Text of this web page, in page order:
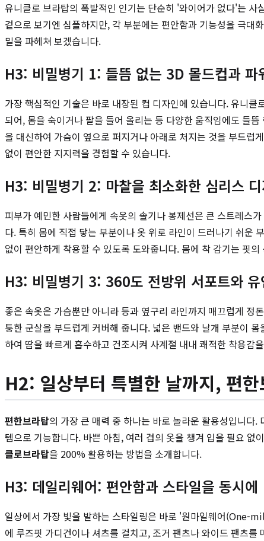
유니클로 브라탑의 폭발적인 인기는 단순히 '와이어가 없다'는
겉으로 보기엔 심플하지만, 각 부분에는 편안함과 기능성을 극대
밀을 파헤쳐 보겠습니다.
H3: 비밀병기 1: 들뜸 없는 3D 몰드컵과 파
가장 핵심적인 기술은 바로 내장된 컵 디자인에 있습니다. 유니
되어, 몸을 숙이거나 팔을 들어 올리는 등 다양한 움직임에도 들
을 대신하여 가슴이 옆으로 퍼지거나 아래로 처지는 것을 부드럽
없이 편안한 지지력을 경험할 수 있습니다.
H3: 비밀병기 2: 마찰을 최소화한 심리스
피부가 예민한 사람들에게 속옷의 솔기나 봉제선은 큰 스트레스
다. 특히 몸에 직접 닿는 부분이나 옷 위로 라인이 드러나기 쉬운
없이 편안하게 착용할 수 있도록 도와줍니다. 몸에 착 감기는 핏
H3: 비밀병기 3: 360도 전방위 서포트와 유
좋은 속옷은 가슴뿐만 아니라 등과 옆구리 라인까지 매끄럽게 정
퉁한 군살을 부드럽게 커버해 줍니다. 넓은 밴드와 날개 부분이
하여 땀을 빠르게 흡수하고 건조시켜 사계절 내내 쾌적한 착용감
H2: 일상부터 특별한 날까지, 편
편한브라탑의 가장 큰 매력 중 하나는 바로 놀라운 활용성입니다
템으로 기능합니다. 바쁜 아침, 여러 겹의 옷을 챙겨 입을 필요
클로브라탑을 200% 활용하는 방법을 소개합니다.
H3: 데일리웨어: 편안함과 스타일을 동시에
일상에서 가장 빛을 발하는 스타일링은 바로 '원마일웨어(One-
에 루즈핏 가디건이나 셔츠를 걸치고, 조거 팬츠나 와이드 팬츠